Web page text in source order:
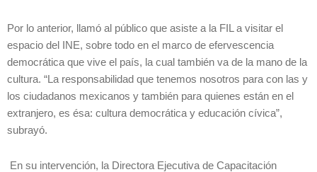
Por lo anterior, llamó al público que asiste a la FIL a visitar el
espacio del INE, sobre todo en el marco de efervescencia
democrática que vive el país, la cual también va de la mano de la
cultura. “La responsabilidad que tenemos nosotros para con las y
los ciudadanos mexicanos y también para quienes están en el
extranjero, es ésa: cultura democrática y educación cívica”,
subrayó.
En su intervención, la Directora Ejecutiva de Capacitación